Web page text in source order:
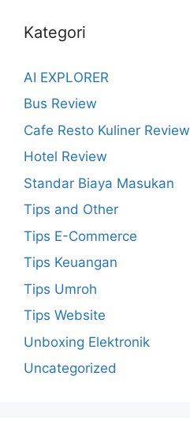
Kategori
AI EXPLORER
Bus Review
Cafe Resto Kuliner Review
Hotel Review
Standar Biaya Masukan
Tips and Other
Tips E-Commerce
Tips Keuangan
Tips Umroh
Tips Website
Unboxing Elektronik
Uncategorized